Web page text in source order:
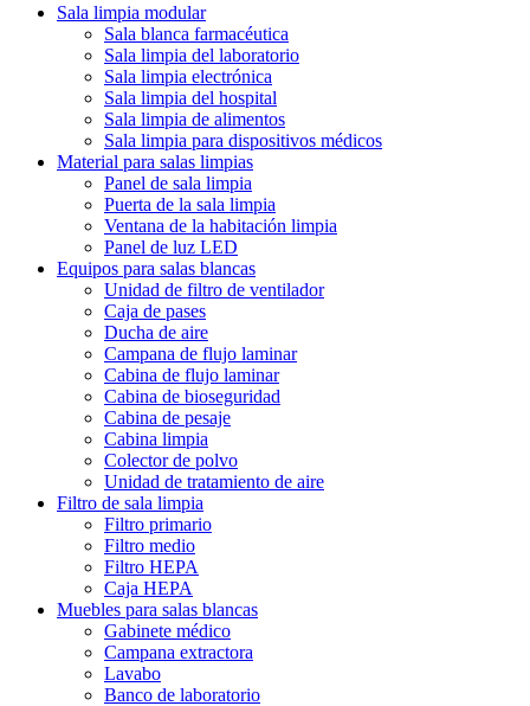
Sala limpia modular
Sala blanca farmacéutica
Sala limpia del laboratorio
Sala limpia electrónica
Sala limpia del hospital
Sala limpia de alimentos
Sala limpia para dispositivos médicos
Material para salas limpias
Panel de sala limpia
Puerta de la sala limpia
Ventana de la habitación limpia
Panel de luz LED
Equipos para salas blancas
Unidad de filtro de ventilador
Caja de pases
Ducha de aire
Campana de flujo laminar
Cabina de flujo laminar
Cabina de bioseguridad
Cabina de pesaje
Cabina limpia
Colector de polvo
Unidad de tratamiento de aire
Filtro de sala limpia
Filtro primario
Filtro medio
Filtro HEPA
Caja HEPA
Muebles para salas blancas
Gabinete médico
Campana extractora
Lavabo
Banco de laboratorio